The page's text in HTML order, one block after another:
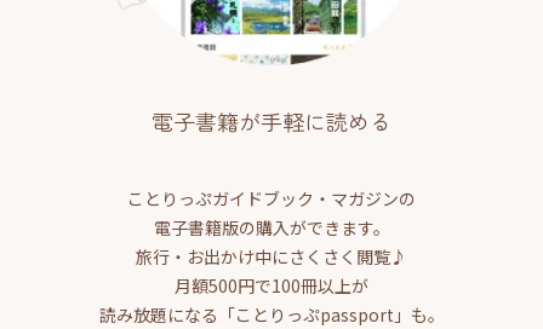
電子書籍が手軽に読める
ことりっぷガイドブック・マガジンの
電子書籍版の購入ができます。
旅行・お出かけ中にさくさく閲覧♪
月額500円で100冊以上が
読み放題になる「ことりっぷpassport」も。